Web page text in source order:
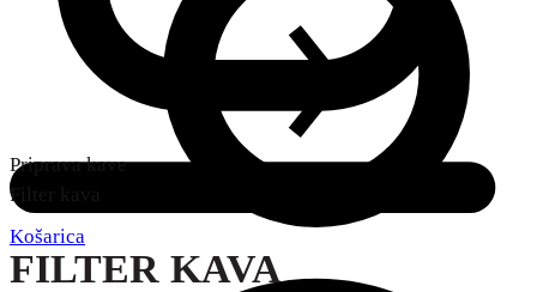
Košarica
Priprava kave
Filter kava
FILTER KAVA